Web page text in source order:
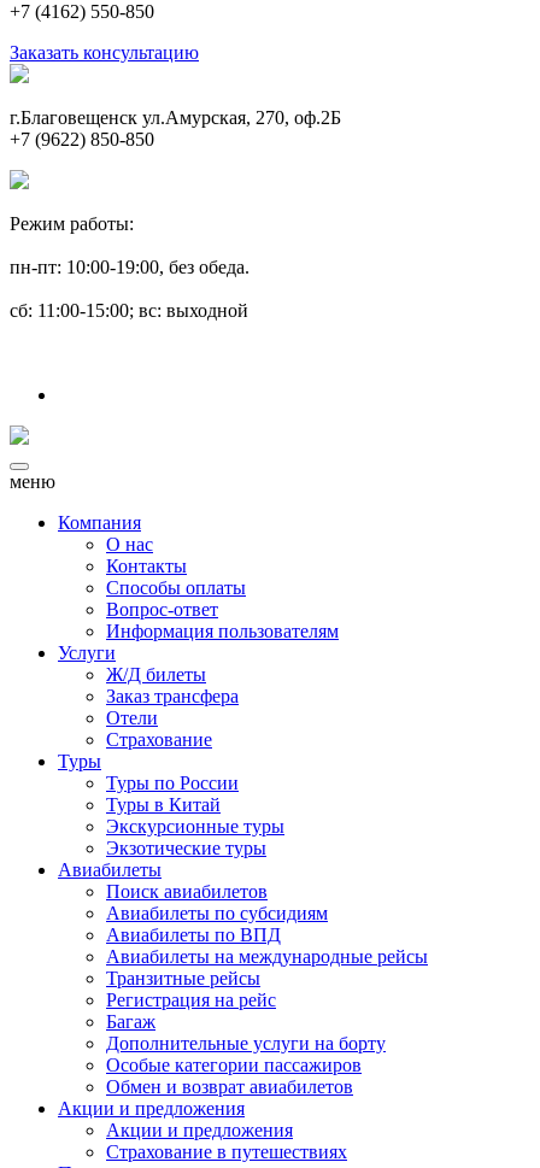
+7 (4162) 550-850
Заказать консультацию
г.Благовещенск ул.Амурская, 270, оф.2Б
+7 (9622) 850-850
Режим работы:
пн-пт: 10:00-19:00, без обеда.
сб: 11:00-15:00; вс: выходной
меню
Компания
О нас
Контакты
Способы оплаты
Вопрос-ответ
Информация пользователям
Услуги
Ж/Д билеты
Заказ трансфера
Отели
Страхование
Туры
Туры по России
Туры в Китай
Экскурсионные туры
Экзотические туры
Авиабилеты
Поиск авиабилетов
Авиабилеты по субсидиям
Авиабилеты по ВПД
Авиабилеты на международные рейсы
Транзитные рейсы
Регистрация на рейс
Багаж
Дополнительные услуги на борту
Особые категории пассажиров
Обмен и возврат авиабилетов
Акции и предложения
Акции и предложения
Страхование в путешествиях